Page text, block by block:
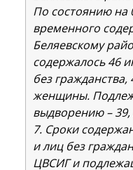
По состоянию на
временного
Беляевскому
содержалось 46
без
женщины.
выдворению –
7. Сроки
и лиц без
ЦВСИГ и